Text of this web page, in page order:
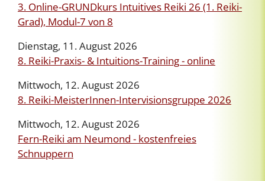
3. Online-GRUNDkurs Intuitives Reiki 26 (1. Reiki-
Grad), Modul-7 von 8
Dienstag, 11. August 2026
8. Reiki-Praxis- & Intuitions-Training - online
Mittwoch, 12. August 2026
8. Reiki-MeisterInnen-Intervisionsgruppe 2026
Mittwoch, 12. August 2026
Fern-Reiki am Neumond - kostenfreies
Schnuppern